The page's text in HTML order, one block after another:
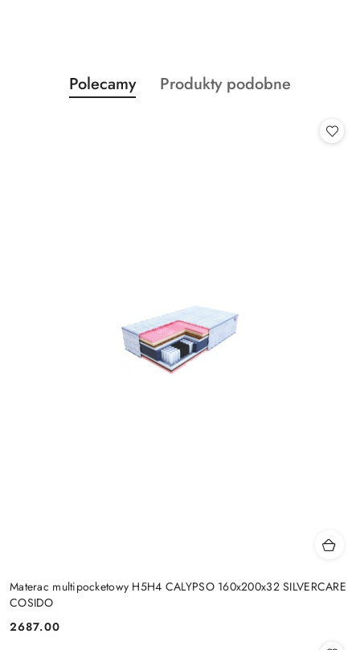
Pomiń karuzelę produktów
Produkty
o
Polecamy
Produkty
Produkty podobne
Materac multipocketowy H5H4 CALYPSO 160x200x32 SILVERCARE
COSIDO
Cena:
2687.00